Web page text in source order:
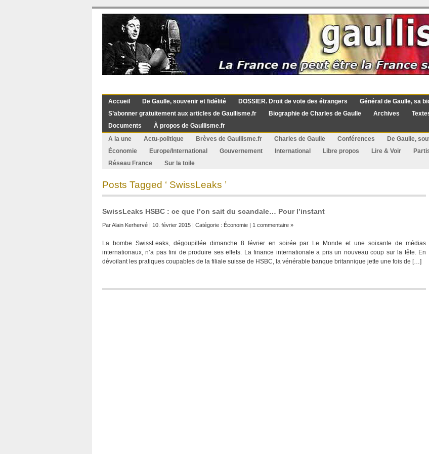
Accueil De Gaulle, souvenir et fidélité DOSSIER. Droit de vote des étrangers Général de Gaulle, sa
S’abonner gratuitement aux articles de Gaullisme.fr
Biographie de Charles de Gaulle Archives
Documents
À propos de Gaullisme.fr
A la une
Actu-politique Brèves de Gaullisme.fr Charles de Gaulle Conférences De Gaulle,
Économie
Europe/International Gouvernement International Libre propos Lire & Voir
Réseau France
Sur la toile
Posts Tagged ‘ SwissLeaks ’
SwissLeaks HSBC : ce que l’on sait du scandale… Pour l’instant
ParAlain Kerhervé | 10. février 2015 | Catégorie : Économie | 1 commentaire »
La bombe SwissLeaks, dégoupillée dimanche 8 février en soirée par Le Monde et une soixante de médias
internationaux, n’a pas fini de produire ses effets. La finance internationale a pris un nouveau coup sur la tête. En
dévoilant les pratiques coupables de la filiale suisse de HSBC, la vénérable banque britannique jette une fois de […]